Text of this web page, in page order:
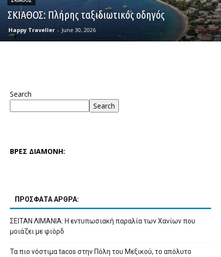
ΣΚΙΑΘΟΣ: Πλήρης ταξιδιωτικός οδηγός
Happy Traveller - June 30, 2026
Search
Search
ΒΡΕΣ ΔΙΑΜΟΝΗ:
ΠΡΟΣΦΑΤΑ ΑΡΘΡΑ:
ΣΕΙΤΑΝ ΛΙΜΑΝΙΑ: Η εντυπωσιακή παραλία των Χανίων που
μοιάζει με φιόρδ
Τα πιο νόστιμα tacos στην Πόλη του Μεξικού, το απόλυτο